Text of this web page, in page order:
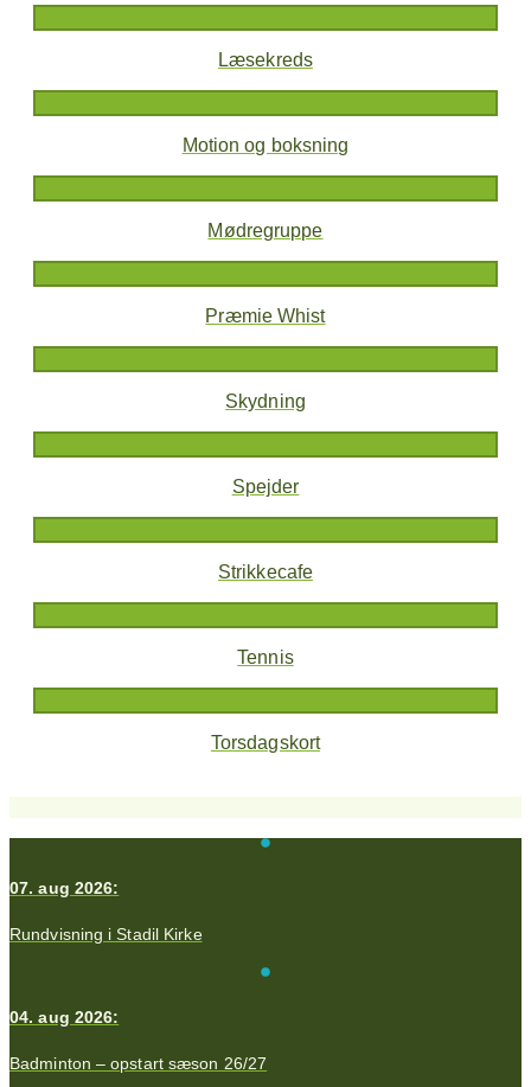
Læsekreds
Motion og boksning
Mødregruppe
Præmie Whist
Skydning
Spejder
Strikkecafe
Tennis
Torsdagskort
07. aug 2026:
Rundvisning i Stadil Kirke
04. aug 2026:
Badminton – opstart sæson 26/27